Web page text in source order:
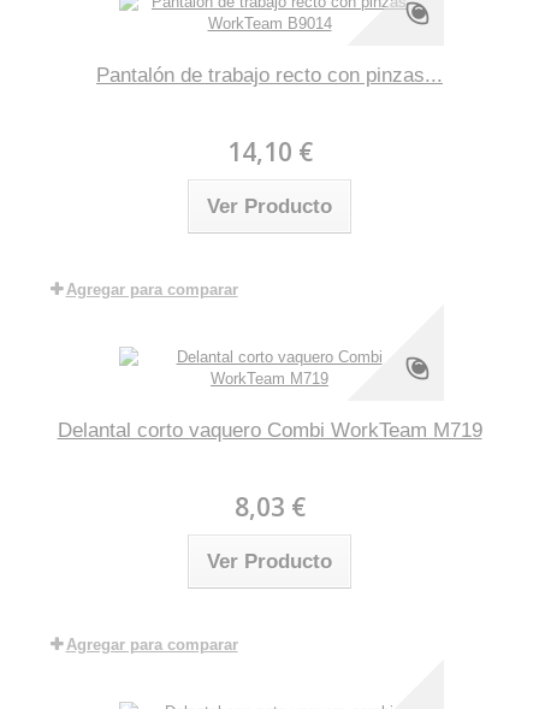
Pantalón de trabajo recto con pinzas...
14,10 €
Ver Producto
Agregar para comparar
Delantal corto vaquero Combi WorkTeam M719
8,03 €
Ver Producto
Agregar para comparar